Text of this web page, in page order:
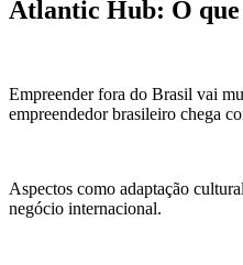
Atlantic Hub: O
Empreender fora do Brasil vai
empreendedor brasileiro chega
Aspectos como adaptação
negócio internacional.